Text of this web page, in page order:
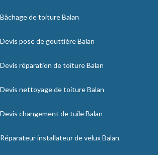
Bâchage de toiture Balan
Devis pose de gouttière Balan
Devis réparation de toiture Balan
Devis nettoyage de toiture Balan
Devis changement de tuile Balan
Réparateur installateur de velux Balan